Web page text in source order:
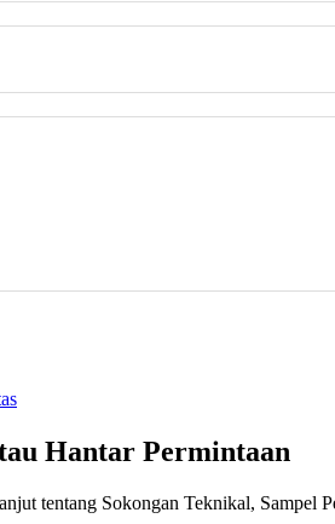
Hantar Permintaan
tentang Sokongan Teknikal, Sampel